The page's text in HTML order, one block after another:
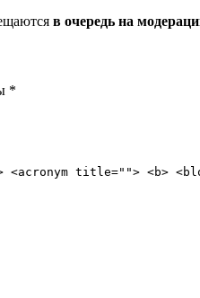
в очередь на
*
title=""> <b>